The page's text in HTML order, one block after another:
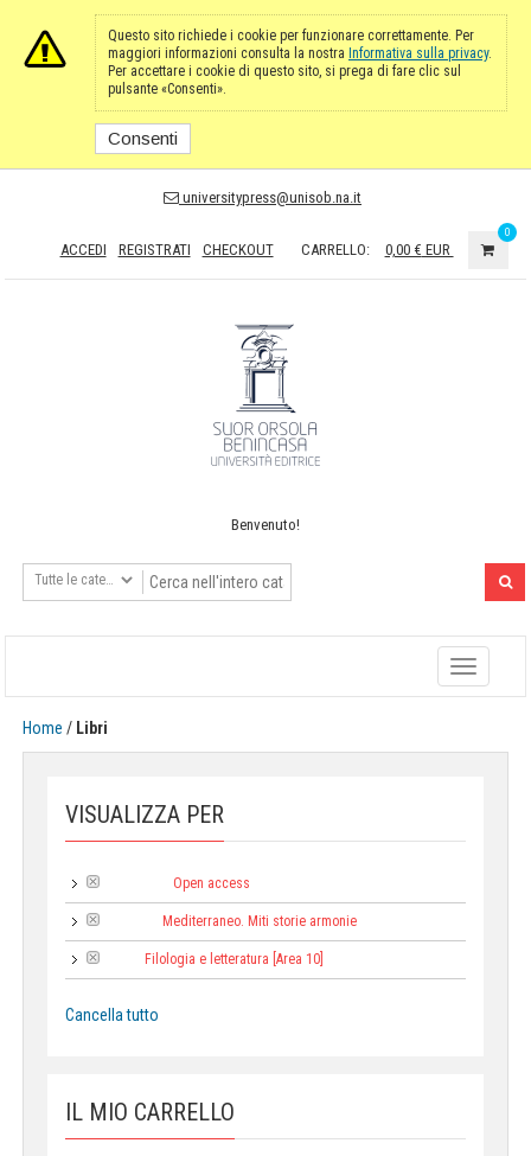
Questo sito richiede i cookie per funzionare correttamente. Per
maggiori informazioni consulta la nostra Informativa sulla privacy.
Per accettare i cookie di questo sito, si prega di fare clic sul
pulsante «Consenti».
Consenti
universitypress@unisob.na.it
ACCEDI REGISTRATI CHECKOUT CARRELLO: 0,00 € EUR
0
Benvenuto!
Toggle
navigation
Home / Libri
VISUALIZZA PER
Open access
Mediterraneo. Miti storie armonie
Filologia e letteratura [Area 10]
Cancella tutto
IL MIO CARRELLO